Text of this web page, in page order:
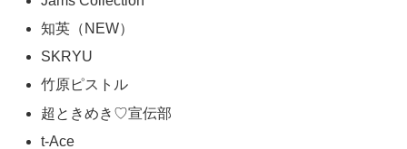
知英（NEW）
SKRYU
竹原ピストル
超ときめき♡宣伝部
t-Ace